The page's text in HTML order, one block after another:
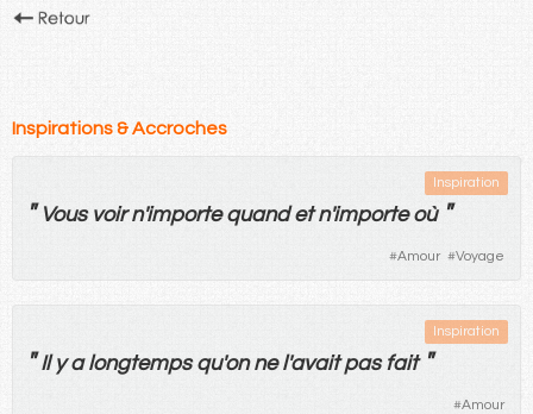
Inspirations & Accroches
Inspiration
" Vous voir n'importe quand et n'importe où "
#Amour #Voyage
Inspiration
" Ilya longtempsqu'on nel'avait pas fait "
#Amour